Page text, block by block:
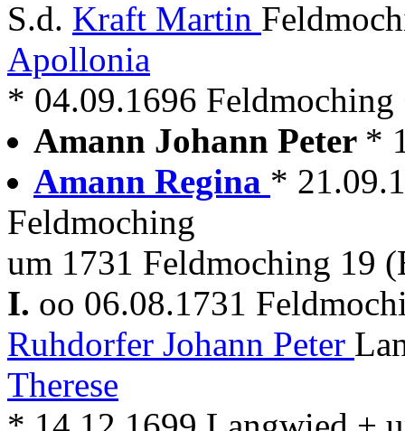
S.d. Kraft Martin
Apollonia
* 04.09.1696
Amann Johann Peter *
Amann Regina *
Feldmoching
um 1731 Feldmoching 19
I. oo 06.08.1731
Ruhdorfer Johann Peter
Therese